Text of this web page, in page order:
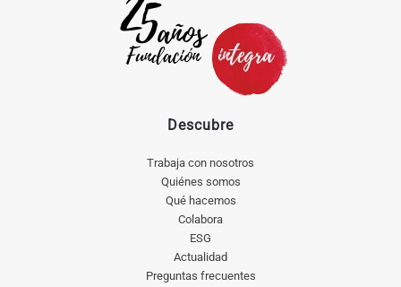
Descubre
Trabaja con nosotros
Quiénes somos
Qué hacemos
Colabora
ESG
Actualidad
Preguntas frecuentes